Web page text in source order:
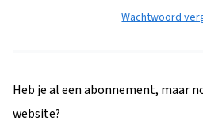
Wachtwoord
Heb je al een abonnement, maar
website?